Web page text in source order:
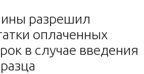
разрешил
оплаченных
в случае введения